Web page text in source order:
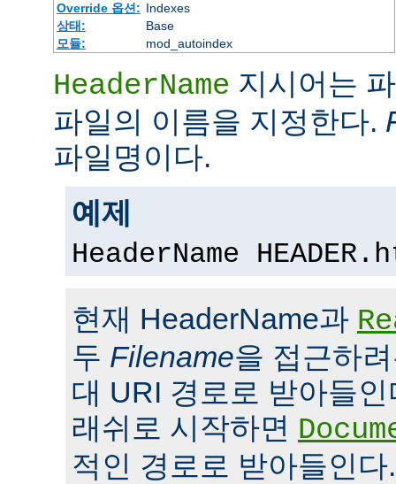
Override 옵션: Indexes
상태:
Base
모듈:
mod_autoindex
HeaderName 지시어는
파일의 이름을 지정한다.
파일명이다.
예제
HeaderName
현재 HeaderName과
두 Filename을 접근하
대 URI 경로로 받아들
래쉬로 시작하면
적인 경로로 받아들인다.